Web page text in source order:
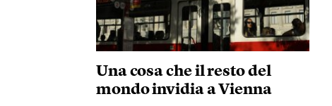
Una cosa che il resto del
mondo invidia a Vienna